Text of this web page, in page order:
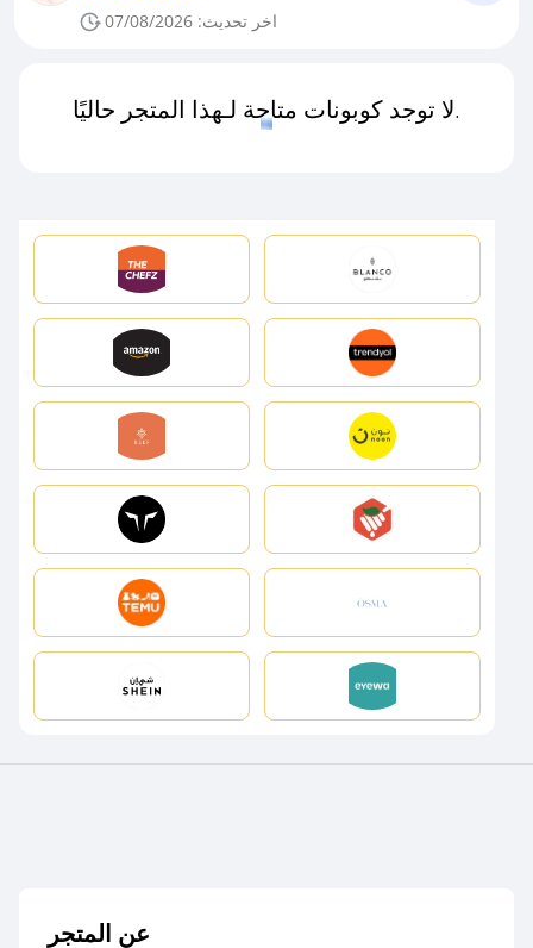
اخر تحديث: 07/08/2026
لا توجد كوبونات متاحة لـهذا المتجر حاليًا.
عن المتجر